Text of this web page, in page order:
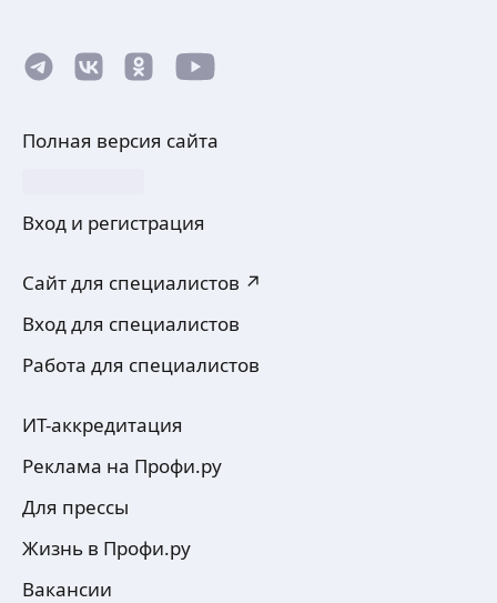
Полная версия сайта
Вход и регистрация
Сайт для специалистов ↗
Вход для специалистов
Работа для специалистов
ИТ-аккредитация
Реклама на Профи.ру
Для прессы
Жизнь в Профи.ру
Вакансии